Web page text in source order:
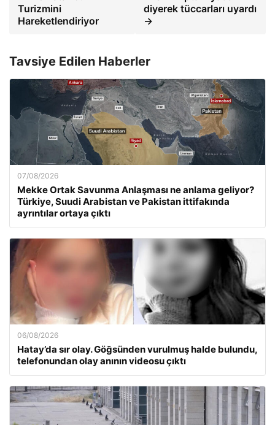
Turizmini
Hareketlendiriyor
diyerek tüccarları uyardı
→
Tavsiye Edilen Haberler
07/08/2026
Mekke Ortak Savunma Anlaşması ne anlama geliyor?
Türkiye, Suudi Arabistan ve Pakistan ittifakında
ayrıntılar ortaya çıktı
06/08/2026
Hatay’da sır olay. Göğsünden vurulmuş halde bulundu,
telefonundan olay anının videosu çıktı